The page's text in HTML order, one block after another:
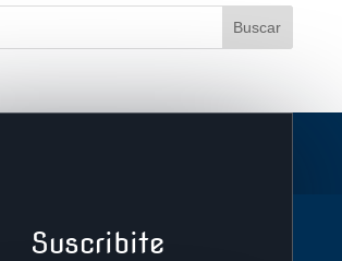
Suscribite